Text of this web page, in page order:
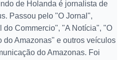
de Holanda é jornalista de
Passou pelo "O Jornal",
do Commercio", "A Notícia", "O
do Amazonas" e outros veículos
do Amazonas. Foi